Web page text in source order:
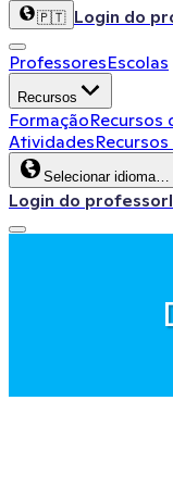
🇵🇹 Login do
ProfessoresEscolas
Recursos
FormaçãoRecursos
Atividades
Selecionar idioma…
Login do professor